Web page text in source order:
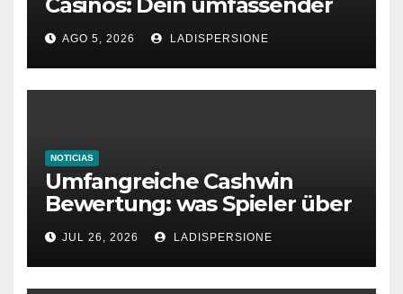
Ratgeber für moderne
Glücksspielplattformen
AGO 5, 2026 LADISPERSIONE
NOTICIAS
Umfangreiche Cashwin
Bewertung: was Spieler über
dieses Casino denken
JUL 26, 2026 LADISPERSIONE